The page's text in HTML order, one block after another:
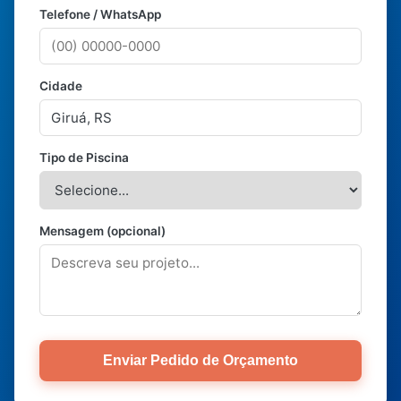
Telefone / WhatsApp
Cidade
Tipo de Piscina
Mensagem (opcional)
Enviar Pedido de Orçamento